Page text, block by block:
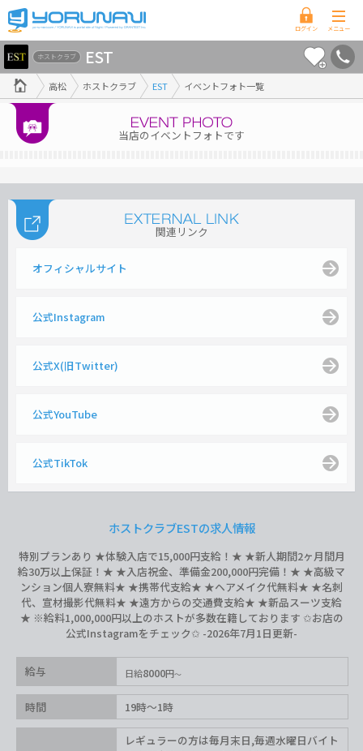
香
川
県
版
高松 ホストクラブ EST イベントフォト一覧
ホストクラブ EST
当店のイベントフォトです
関連リンク
オフィシャルサイト
公式Instagram
公式X(旧Twitter)
公式YouTube
公式TikTok
ホストクラブESTの求人情報
特別プランあり ★体験入店で15,000円支給！★ ★新人期間2ヶ月間月
給30万以上保証！★ ★入店祝金、準備金200,000円完備！★ ★高級マ
ンション個人寮無料★ ★携帯代支給★ ★ヘアメイク代無料★ ★名刺
代、宣材撮影代無料★ ★遠方からの交通費支給★ ★新品スーツ支給
★ ※給料1,000,000円以上のホストが多数在籍しております ✩お店の
公式Instagramをチェック✩ -2026年7月1日更新-
給与 日給8000円
時間 19時～1時
レギュラーの方は毎月末日,毎週水曜日バイト